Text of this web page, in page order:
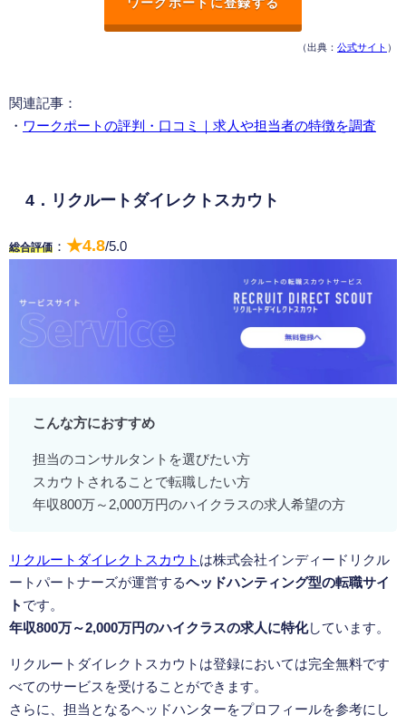
ワークポートに登録する
（出典： 公式サイト ）
関連記事：
・ ワークポートの評判・口コミ｜求人や担当者の特徴を調査
4．リクルートダイレクトスカウト
総合評価 ： ★4.8/5.0
こんな方におすすめ
担当のコンサルタントを選びたい方
スカウトされることで転職したい方
年収800万～2,000万円のハイクラスの求人希望の方
リクルートダイレクトスカウト は株式会社インディードリクル
ートパートナーズが運営するヘッドハンティング型の転職サイ
ト です。
年収800万～2,000万円のハイクラスの求人に特化しています。
リクルートダイレクトスカウトは登録においては完全無料です
べてのサービスを受けることができます。
さらに、担当となるヘッドハンターをプロフィールを参考にし